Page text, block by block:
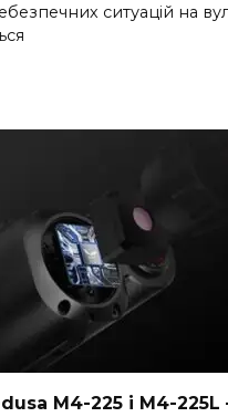
ситуацій на
M4-225 і M4-225L